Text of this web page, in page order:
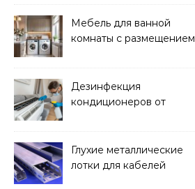
Мебель для ванной
комнаты с размещением
Дезинфекция
кондиционеров от
Глухие металлические
лотки для кабелей